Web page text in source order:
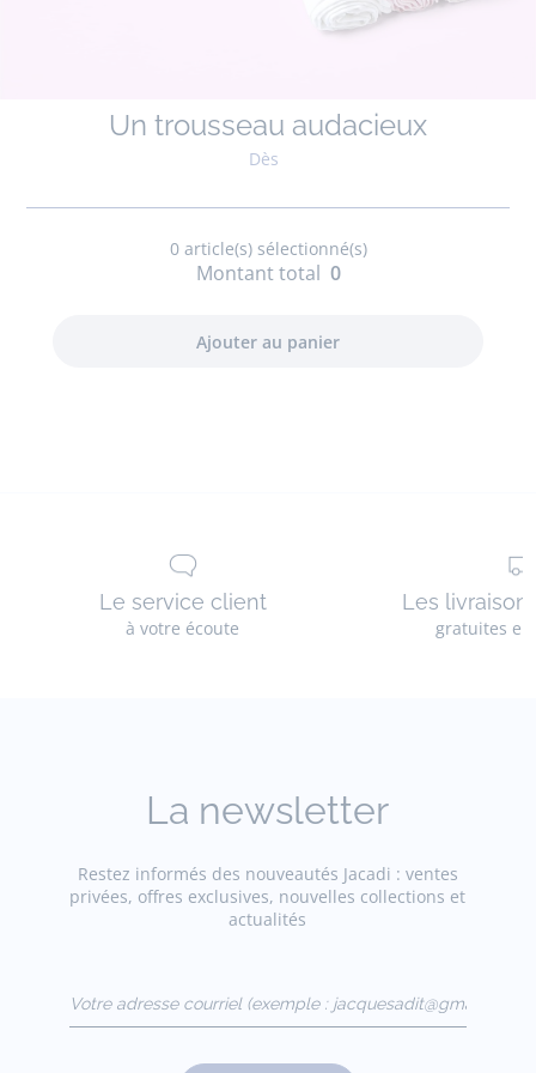
Un trousseau audacieux
Dès
0article(s) sélectionné(s)
Montant total 0
Le service client
à votre écoute
Les
gratuites
La newsletter
Restez informés des nouveautés Jacadi : ventes
privées, offres exclusives, nouvelles collections et
actualités
(exemple :
jacquesadit@gmail.com)